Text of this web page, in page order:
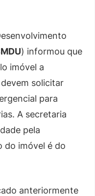
) informou que
imóvel a
solicitar
para
A secretaria
pela
do imóvel é do
anteriormente